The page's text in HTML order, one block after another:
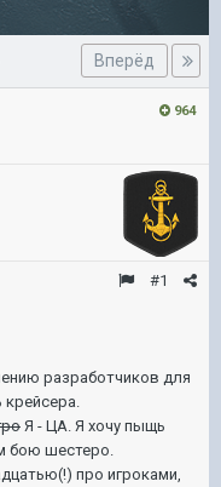
Вперёд
964
#1
разработчиков для
Я - ЦА. Я хочу пыщь
бою шестеро.
про игроками,